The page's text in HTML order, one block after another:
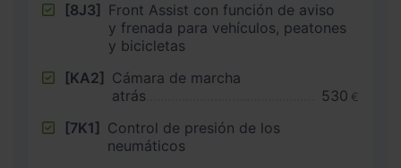
[8J3] Front Assist con función de aviso
y frenada para vehículos, peatones
y bicicletas
[KA2] Cámara de marcha
atrás
530 €
[7K1] Control de presión de los
neumáticos